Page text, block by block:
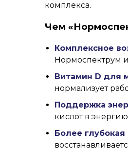
комплекса.
Чем
Комплексное
Нормоспектрум
Витамин D для
нормализует
Поддержка
кислот в
Более